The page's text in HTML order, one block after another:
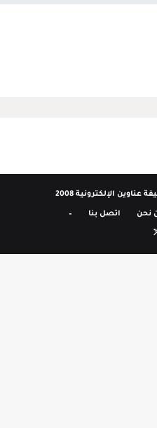
الإلكترونية 2008
نحن اتصل بنا –